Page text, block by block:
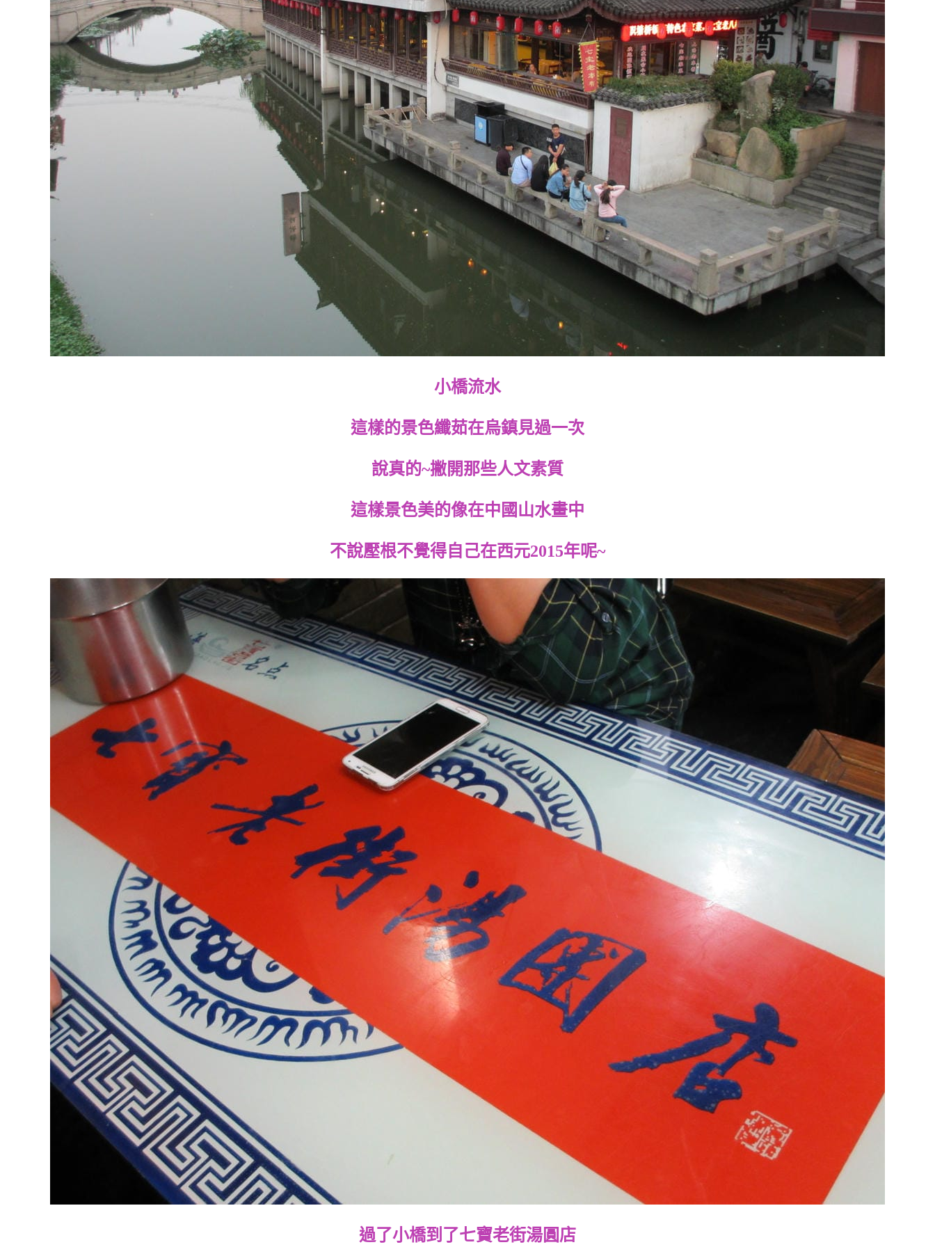
小橋流水
這樣的景色纖茹在烏鎮見過一次
說真的~撇開那些人文素質
這樣景色美的像在中國山水畫中
不說壓根不覺得自己在西元2015年呢~
過了小橋到了七寶老街湯圓店